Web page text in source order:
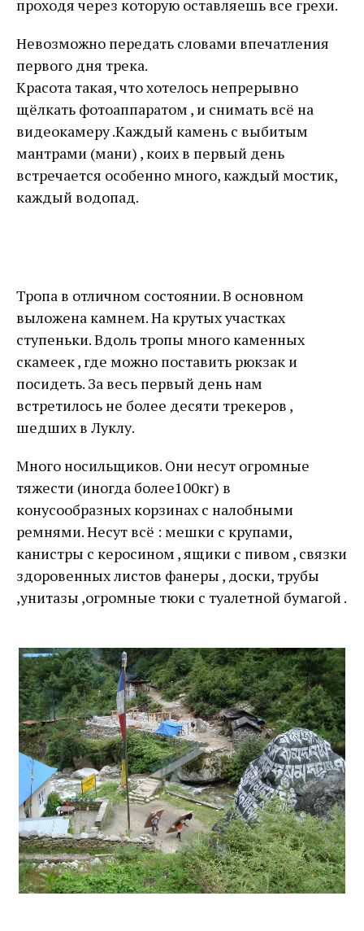
проходя через которую оставляешь все грехи.
Невозможно передать словами впечатления
первого дня трека.
Красота такая, что хотелось непрерывно
щёлкать фотоаппаратом , и снимать всё на
видеокамеру .Каждый камень с выбитым
мантрами (мани) , коих в первый день
встречается особенно много, каждый мостик,
каждый водопад.
Тропа в отличном состоянии. В основном
выложена камнем. На крутых участках
ступеньки. Вдоль тропы много каменных
скамеек , где можно поставить рюкзак и
посидеть. За весь первый день нам
встретилось не более десяти трекеров ,
шедших в Луклу.
Много носильщиков. Они несут огромные
тяжести (иногда более100кг) в
конусообразных корзинах с налобными
ремнями. Несут всё : мешки с крупами,
канистры с керосином , ящики с пивом , связки
здоровенных листов фанеры , доски, трубы
,унитазы ,огромные тюки с туалетной бумагой .